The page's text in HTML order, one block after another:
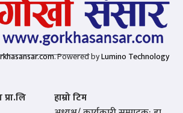
. Powered byLumino Technology
हाम्रो टिम